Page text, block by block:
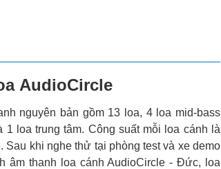
AudioCircle
nguyên bản gồm 13 loa, 4 loa mid-bass
loa trung tâm. Công suất mỗi loa cánh là
Sau khi nghe thử tại phòng test và xe demo
âm thanh loa cánh AudioCircle - Đức, loa